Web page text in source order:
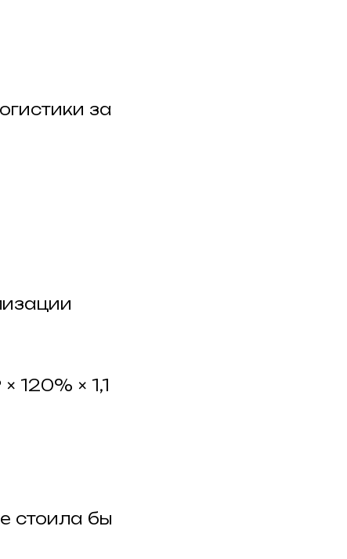
за
120% × 1,1
стоила бы